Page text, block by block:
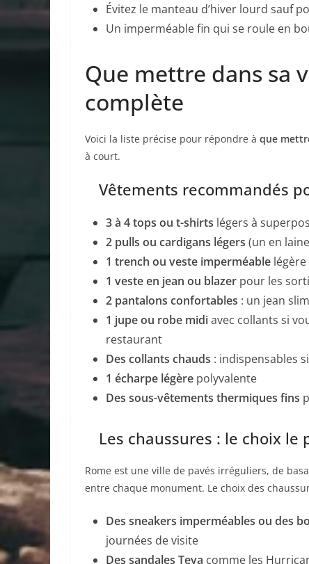
Évitez le manteau d’hiver lourd sauf
Un imperméable fin qui se roule en
Que mettre dans sa
complète
Voici la liste précise pour répondre à que
à court.
Vêtements recommandés
3 à 4 tops ou t-shirts légers à
2 pulls ou cardigans légers (un en
1 trench ou veste imperméable légère
1 veste en jean ou blazer pour les
2 pantalons confortables : un jean
1 jupe ou robe midiavec collants si
restaurant
Des collants chauds : indispensables
1 écharpe légère polyvalente
Des sous-vêtements thermiques fins
Les chaussures : le choix
Rome est une ville de pavés irréguliers, de
entre chaque monument. Le choix des
Des sneakers imperméables ou des
journées de visite
Des sandales Teva comme les